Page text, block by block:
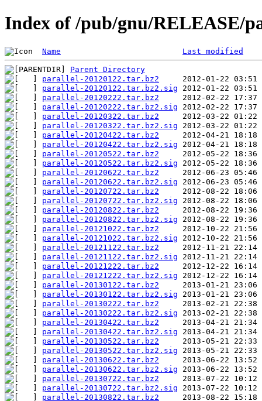
Index of /pub/gnu/RELEASE/
Name Last modified
Parent Directory
parallel-20120122.tar.bz2
parallel-20120122.tar.bz2.sig
parallel-20120222.tar.bz2
parallel-20120222.tar.bz2.sig
parallel-20120322.tar.bz2
parallel-20120322.tar.bz2.sig
parallel-20120422.tar.bz2
parallel-20120422.tar.bz2.sig
parallel-20120522.tar.bz2
parallel-20120522.tar.bz2.sig
parallel-20120622.tar.bz2
parallel-20120622.tar.bz2.sig
parallel-20120722.tar.bz2
parallel-20120722.tar.bz2.sig
parallel-20120822.tar.bz2
parallel-20120822.tar.bz2.sig
parallel-20121022.tar.bz2
parallel-20121022.tar.bz2.sig
parallel-20121122.tar.bz2
parallel-20121122.tar.bz2.sig
parallel-20121222.tar.bz2
parallel-20121222.tar.bz2.sig
parallel-20130122.tar.bz2
parallel-20130122.tar.bz2.sig
parallel-20130222.tar.bz2
parallel-20130222.tar.bz2.sig
parallel-20130422.tar.bz2
parallel-20130422.tar.bz2.sig
parallel-20130522.tar.bz2
parallel-20130522.tar.bz2.sig
parallel-20130622.tar.bz2
parallel-20130622.tar.bz2.sig
parallel-20130722.tar.bz2
parallel-20130722.tar.bz2.sig
parallel-20130822.tar.bz2